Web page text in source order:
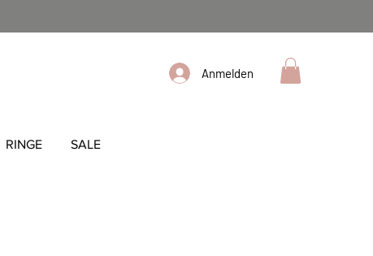
Anmelden
RINGE SALE